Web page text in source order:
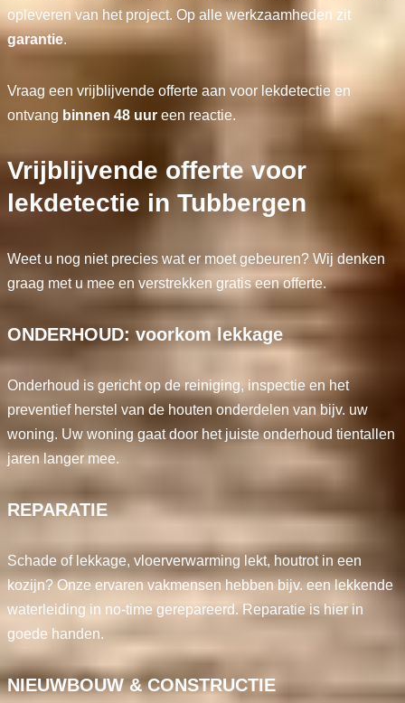
opleveren van het project. Op alle werkzaamheden zit
garantie.
Vraag een vrijblijvende offerte aan voor lekdetectie en
ontvang binnen 48 uureen reactie.
Vrijblijvende offerte voor
lekdetectie in Tubbergen
Weet u nog niet precies wat er moet gebeuren? Wij denken
graag met u mee en verstrekken gratis een offerte.
ONDERHOUD: voorkom lekkage
Onderhoud is gericht op de reiniging, inspectie en het
preventief herstel van de houten onderdelen van bijv. uw
woning. Uw woning gaat door het juiste onderhoud tientallen
jaren langer mee.
REPARATIE
Schade of lekkage, vloerverwarming lekt, houtrot in een
kozijn? Onze ervaren vakmensen hebben bijv. een lekkende
waterleiding in no-time gerepareerd. Reparatie is hier in
goede handen.
NIEUWBOUW & CONSTRUCTIE